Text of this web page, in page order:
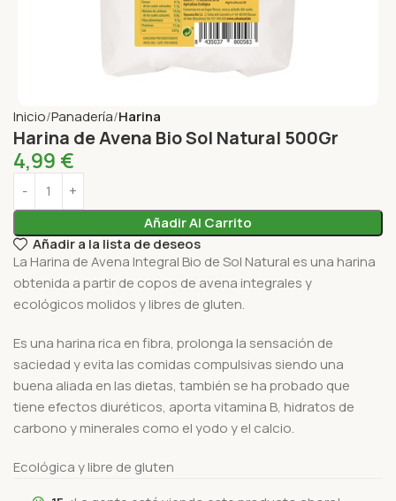
Inicio Panadería Harina
Harina de Avena Bio Sol Natural 500Gr
4,99 €
Añadir Al Carrito
Añadir a la lista de deseos
La Harina de Avena Integral Bio de Sol Natural es una harina
obtenida a partir de copos de avena integrales y
ecológicos molidos y libres de gluten.
Es una harina rica en fibra, prolonga la sensación de
saciedad y evita las comidas compulsivas siendo una
buena aliada en las dietas, también se ha probado que
tiene efectos diuréticos, aporta vitamina B, hidratos de
carbono y minerales como el yodo y el calcio.
Ecológica y libre de gluten